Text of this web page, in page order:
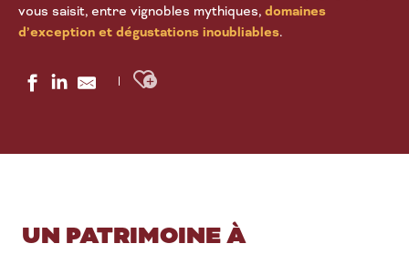
vous saisit, entre vignobles mythiques, domaines
d’exception et dégustations inoubliables.
Ajouter aux favoris
UN PATRIMOINE À